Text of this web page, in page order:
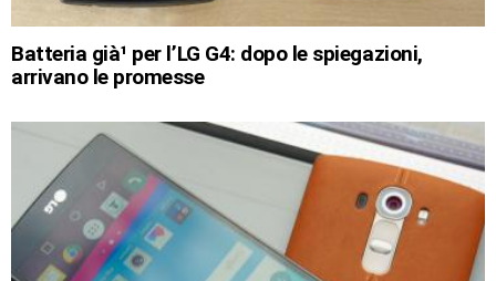
Batteria già¹ per l’LG G4: dopo le spiegazioni,
arrivano le promesse